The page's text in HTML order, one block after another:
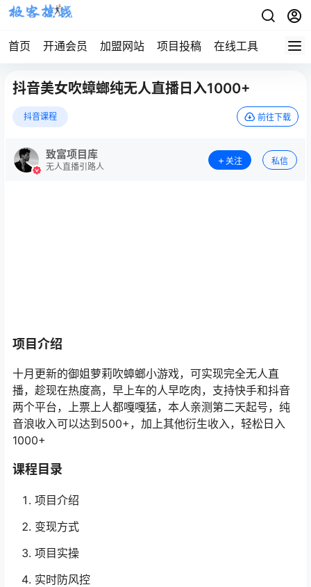
首页 开通会员 加盟网站 项目投稿 在线工具 地址发
抖音美女吹蟑螂纯无人直播日入1000+
抖音课程 前往下载
致富项目库
无人直播引路人
关注 私信
项目介绍
十月更新的御姐萝莉吹蟑螂小游戏，可实现完全无人直
播，趁现在热度高，早上车的人早吃肉，支持快手和抖音
两个平台，上票上人都嘎嘎猛，本人亲测第二天起号，纯
音浪收入可以达到500+，加上其他衍生收入，轻松日入
1000+
课程目录
项目介绍
变现方式
项目实操
实时防风控